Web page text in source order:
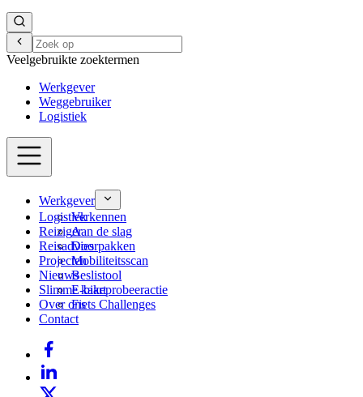
Veelgebruikte zoektermen
Werkgever
Weggebruiker
Logistiek
Werkgever
Verkennen
Aan de slag
Doorpakken
Mobiliteitsscan
Beslistool
E-bikeprobeeractie
Fiets Challenges
Logistiek
Reiziger
Reisadvies
Projecten
Nieuws
Slimme kaart
Over ons
Contact